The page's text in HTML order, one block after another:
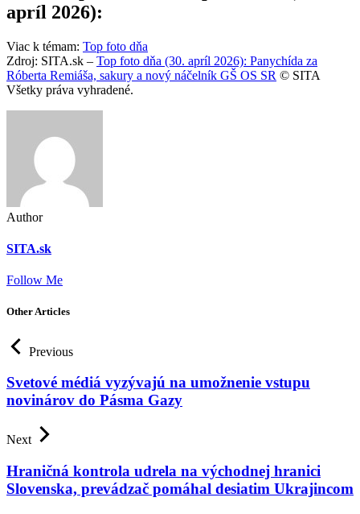
apríl 2026):
Viac k témam: Top foto dňa
Zdroj: SITA.sk – Top foto dňa (30. apríl 2026): Panychída za
Róberta Remiáša, sakury a nový náčelník GŠ OS SR © SITA
Všetky práva vyhradené.
Author
SITA.sk
Follow Me
Other Articles
Previous
Svetové médiá vyzývajú na umožnenie vstupu
novinárov do Pásma Gazy
Next
Hraničná kontrola udrela na východnej hranici
Slovenska, prevádzač pomáhal desiatim Ukrajincom